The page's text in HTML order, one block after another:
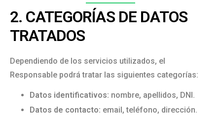
2. CATEGORÍAS DE DATOS
TRATADOS
Dependiendo de los servicios utilizados, el
Responsable podrá tratar las siguientes categorías:
Datos identificativos: nombre, apellidos, DNI.
Datos de contacto: email, teléfono, dirección.